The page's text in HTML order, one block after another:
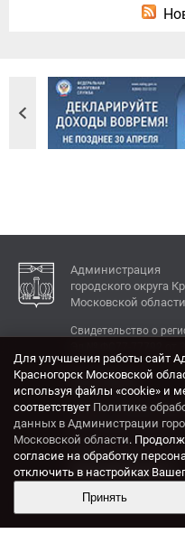
Администрация
городского округа
Московской области
Свидетельство о
КОНТАКТЫ
Адрес: 143404,
ул. Ленина, дом 4.
Электронная
krasrn@mosreg.ru
Разработка и поддержка
Для улучшения работы сайт
Красногорск Московской
используя файлы «cookie» и
соответствует Политике
данных в Администрации
Московской области.
согласие на обработку
отключить в настройках
Принять